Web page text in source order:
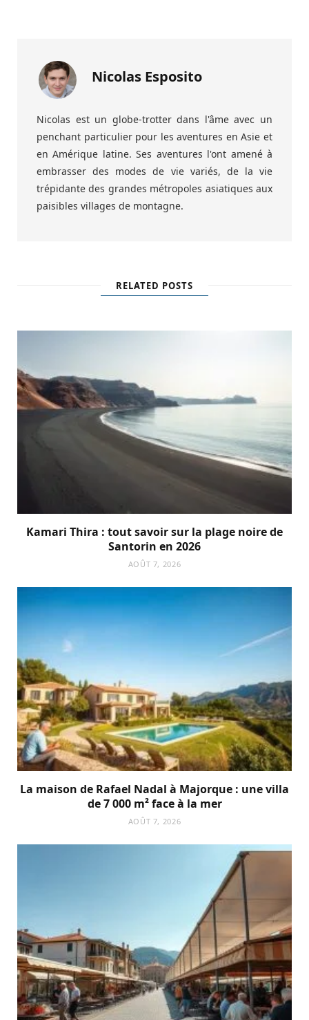
Nicolas Esposito
Nicolas est un globe-trotter dans l'âme avec un
penchant particulier pour les aventures en Asie et
en Amérique latine. Ses aventures l'ont amené à
embrasser des modes de vie variés, de la vie
trépidante des grandes métropoles asiatiques aux
paisibles villages de montagne.
RELATED POSTS
Kamari Thira : tout savoir sur la plage noire de
Santorin en 2026
AOÛT 7, 2026
La maison de Rafael Nadal à Majorque : une villa
de 7 000 m² face à la mer
AOÛT 7, 2026